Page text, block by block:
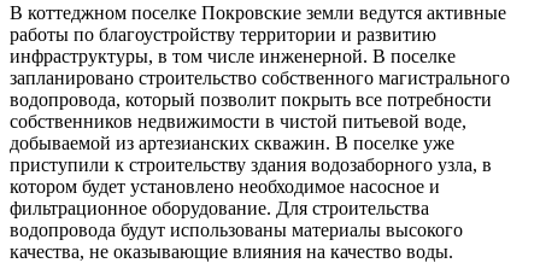
В коттеджном поселке Покровские земли ведутся активные
работы по благоустройству территории и развитию
инфраструктуры, в том числе инженерной. В поселке
запланировано строительство собственного магистрального
водопровода, который позволит покрыть все потребности
собственников недвижимости в чистой питьевой воде,
добываемой из артезианских скважин. В поселке уже
приступили к строительству здания водозаборного узла, в
котором будет установлено необходимое насосное и
фильтрационное оборудование. Для строительства
водопровода будут использованы материалы высокого
качества, не оказывающие влияния на качество воды.